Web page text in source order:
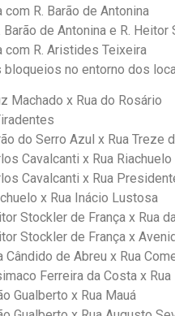
com R. Barão de Antonina
Barão de Antonina e R. Heitor
com R. Aristides Teixeira
bloqueios no entorno dos
Machado x Rua do Rosário
do Serro Azul x Rua Treze
Cavalcanti x Rua Riachuelo
Cavalcanti x Rua
x Rua Inácio Lustosa
Stockler de França x Rua
Stockler de França x
Cândido de Abreu x Rua
Ferreira da Costa x
Gualberto x Rua Mauá